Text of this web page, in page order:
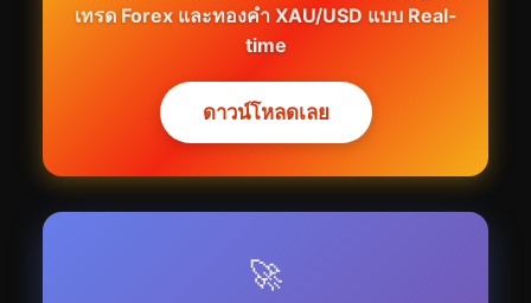
เทรด Forex และทองคำ XAU/USD แบบ Real-
time
ดาวน์โหลดเลย
🚀